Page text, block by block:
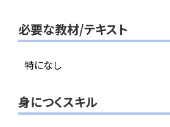
必要な教材/テキスト
特になし
身につくスキル